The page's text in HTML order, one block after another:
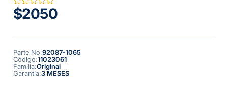
$2050
Parte No:92087-1065
Código:11023061
Familia:Original
Garantía:3 MESES